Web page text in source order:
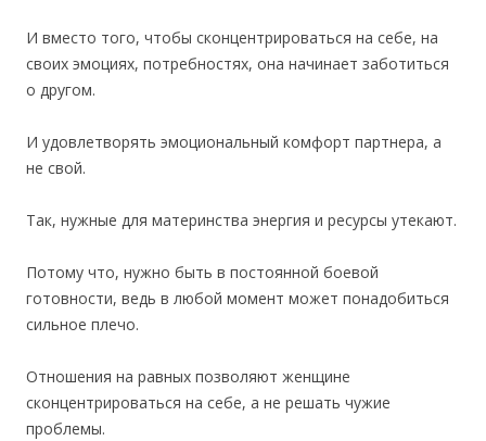
И вместо того, чтобы сконцентрироваться на себе, на
своих эмоциях, потребностях, она начинает заботиться
о другом.
И удовлетворять эмоциональный комфорт партнера, а
не свой.
Так, нужные для материнства энергия и ресурсы утекают.
Потому что, нужно быть в постоянной боевой
готовности, ведь в любой момент может понадобиться
сильное плечо.
Отношения на равных позволяют женщине
сконцентрироваться на себе, а не решать чужие
проблемы.